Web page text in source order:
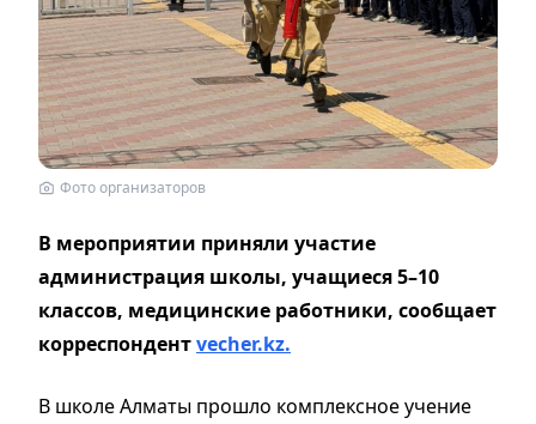
Фото организаторов
В мероприятии приняли участие
администрация школы, учащиеся 5–10
классов, медицинские работники, сообщает
корреспондентvecher.kz.
В школе Алматы прошло комплексное учение